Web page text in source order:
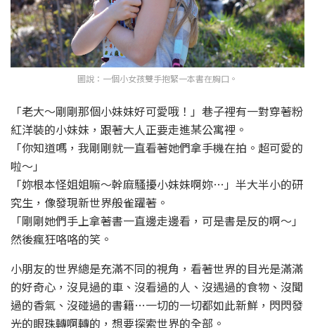
圖說：一個小女孩雙手抱緊一本書在胸口。
「老大～剛剛那個小妹妹好可愛哦！」巷子裡有一對穿著粉
紅洋裝的小妹妹，跟著大人正要走進某公寓裡。
「你知道嗎，我剛剛就一直看著她們拿手機在拍。超可愛的
啦～」
「妳根本怪姐姐嘛～幹麻騷擾小妹妹啊妳…」半大半小的研
究生，像發現新世界般雀躍著。
「剛剛她們手上拿著書一直邊走邊看，可是書是反的啊～」
然後瘋狂咯咯的笑。
小朋友的世界總是充滿不同的視角，看著世界的目光是滿滿
的好奇心，沒見過的車、沒看過的人、沒遇過的食物、沒聞
過的香氣、沒碰過的書籍…一切的一切都如此新鮮，閃閃發
光的眼珠轉啊轉的，想要探索世界的全部。